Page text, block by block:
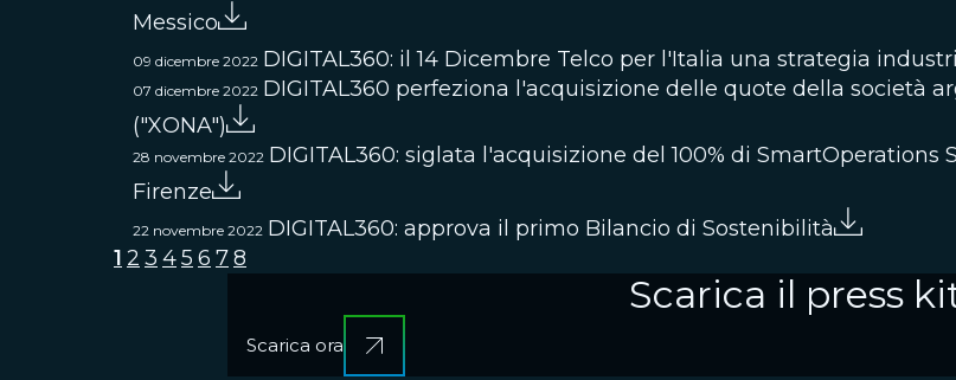
Messico
09 dicembre 2022 DIGITAL360: il 14 Dicembre Telco per l'Italia una strategia
07 dicembre 2022 DIGITAL360 perfeziona l'acquisizione delle quote della società
("XONA")
28 novembre 2022 DIGITAL360: siglata l'acquisizione del 100% di SmartOperations
Firenze
22 novembre 2022 DIGITAL360: approva il primo Bilancio di Sostenibilità
1 2 3 45 6 78
Scarica il press
Scarica ora